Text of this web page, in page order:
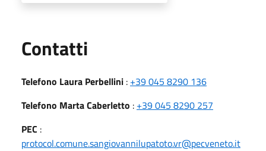
Contatti
Telefono Laura Perbellini : +39 045 8290 136
Telefono Marta Caberletto : +39 045 8290 257
PEC :
protocol.comune.sangiovannilupatoto.vr@pecveneto.it